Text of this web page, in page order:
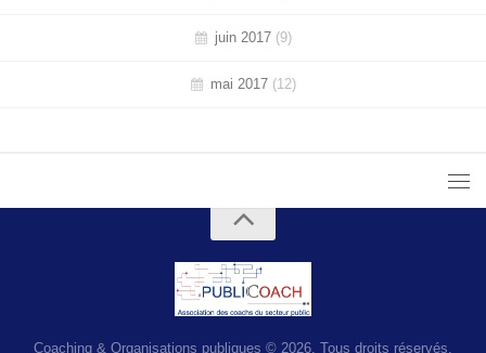
juin 2017(9)
mai 2017(12)
Coaching & Organisations publiques © 2026. Tous droits réservés.